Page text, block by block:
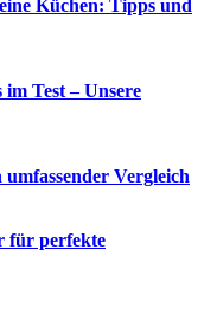
Küchen: Tipps und
Test – Unsere
Vergleich
für perfekte